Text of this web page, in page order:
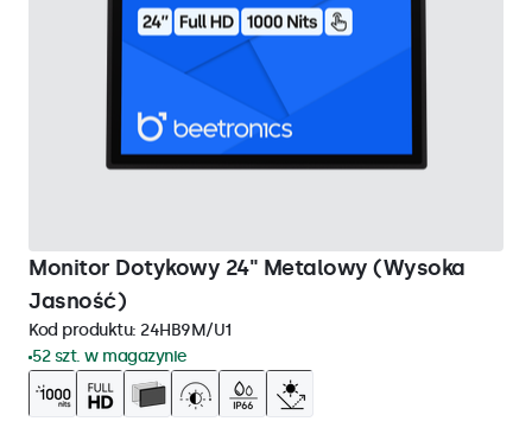
Monitor Dotykowy 24" Metalowy (Wysoka
Jasność)
Kod produktu: 24HB9M/U1
52 szt. w magazynie